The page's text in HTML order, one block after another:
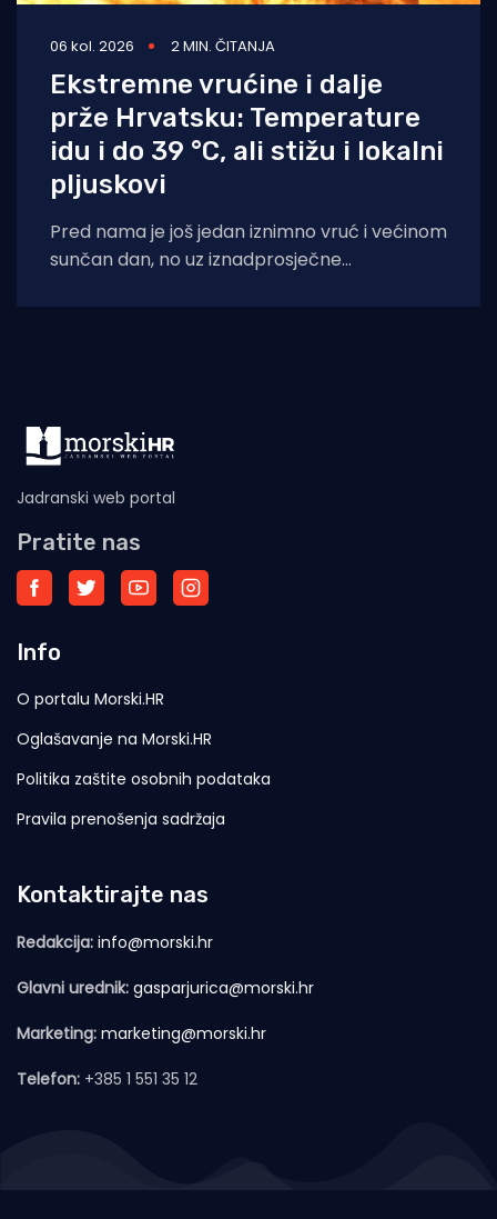
06 kol. 2026 2 MIN. ČITANJA
Ekstremne vrućine i dalje
prže Hrvatsku: Temperature
idu i do 39 °C, ali stižu i lokalni
pljuskovi
Pred nama je još jedan iznimno vruć i većinom
sunčan dan, no uz iznadprosječne
Jadranski web portal
Pratite nas
Info
O portalu Morski.HR
Oglašavanje na Morski.HR
Politika zaštite osobnih podataka
Pravila prenošenja sadržaja
Kontaktirajte nas
Redakcija: info@morski.hr
Glavni urednik: gasparjurica@morski.hr
Marketing: marketing@morski.hr
Telefon: +385 1 551 35 12